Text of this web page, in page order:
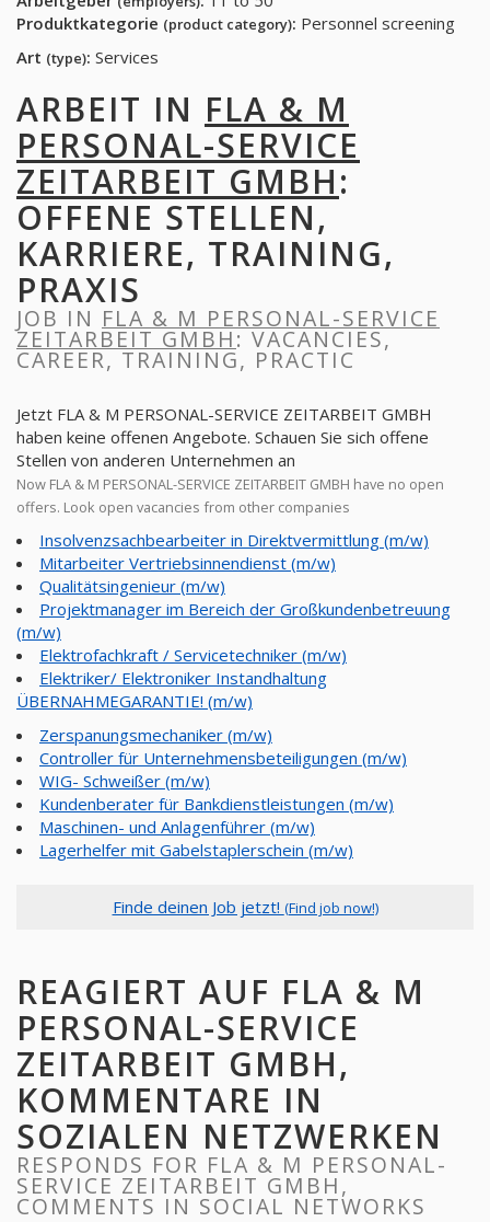
Produktkategorie (product category): Personnel screening
Art (type): Services
ARBEIT IN FLA & M
PERSONAL-SERVICE
ZEITARBEIT GMBH:
OFFENE STELLEN,
KARRIERE, TRAINING,
PRAXIS
JOB IN FLA & M PERSONAL-SERVICE
ZEITARBEIT GMBH: VACANCIES,
CAREER, TRAINING, PRACTIC
Jetzt FLA & M PERSONAL-SERVICE ZEITARBEIT GMBH
haben keine offenen Angebote. Schauen Sie sich offene
Stellen von anderen Unternehmen an
Now FLA & M PERSONAL-SERVICE ZEITARBEIT GMBH have no open
offers. Look open vacancies from other companies
Insolvenzsachbearbeiter in Direktvermittlung (m/w)
Mitarbeiter Vertriebsinnendienst (m/w)
Qualitätsingenieur (m/w)
Projektmanager im Bereich der Großkundenbetreuung
(m/w)
Elektrofachkraft / Servicetechniker (m/w)
Elektriker/ Elektroniker Instandhaltung
ÜBERNAHMEGARANTIE! (m/w)
Zerspanungsmechaniker (m/w)
Controller für Unternehmensbeteiligungen (m/w)
WIG- Schweißer (m/w)
Kundenberater für Bankdienstleistungen (m/w)
Maschinen- und Anlagenführer (m/w)
Lagerhelfer mit Gabelstaplerschein (m/w)
Finde deinen Job jetzt! (Find job now!)
REAGIERT AUF FLA & M
PERSONAL-SERVICE
ZEITARBEIT GMBH,
KOMMENTARE IN
SOZIALEN NETZWERKEN
RESPONDS FOR FLA & M PERSONAL-
SERVICE ZEITARBEIT GMBH,
COMMENTS IN SOCIAL NETWORKS